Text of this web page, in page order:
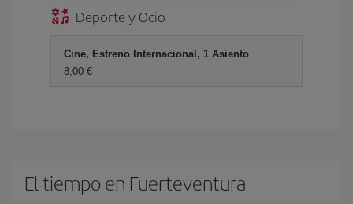
Deporte y Ocio
Cine, Estreno Internacional, 1 Asiento
8,00 €
El tiempo en Fuerteventura